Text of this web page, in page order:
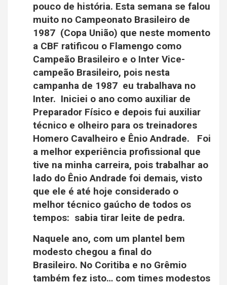
pouco de história. Esta semana se falou
muito no Campeonato Brasileiro de
1987 (Copa União) que neste momento
a CBF ratificou o Flamengo como
Campeão Brasileiro e o Inter Vice-
campeão Brasileiro, pois nesta
campanha de 1987 eu trabalhava no
Inter. Iniciei o ano como auxiliar de
Preparador Físico e depois fui auxiliar
técnico e olheiro para os treinadores
Homero Cavalheiro e Ênio Andrade. Foi
a melhor experiência profissional que
tive na minha carreira, pois trabalhar ao
lado do Ênio Andrade foi demais, visto
que ele é até hoje considerado o
melhor técnico gaúcho de todos os
tempos: sabia tirar leite de pedra.
Naquele ano, com um plantel bem
modesto chegou a final do
Brasileiro. No Coritiba e no Grêmio
também fez isto… com times modestos